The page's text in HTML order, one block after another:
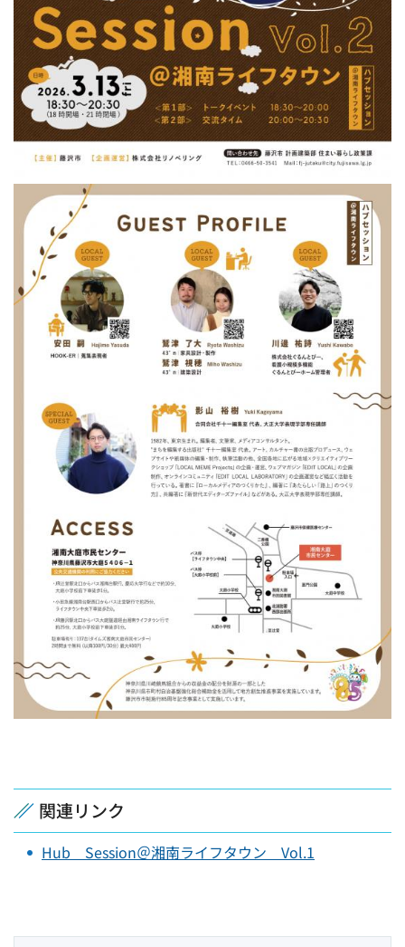
関連リンク
Hub Session＠湘南ライフタウン Vol.1